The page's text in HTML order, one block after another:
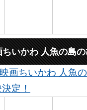
いかわ 人魚の島
画ちいかわ 人魚
定！